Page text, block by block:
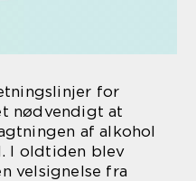
for
nødvendigt at
af alkohol
I oldtiden blev
velsignelse fra